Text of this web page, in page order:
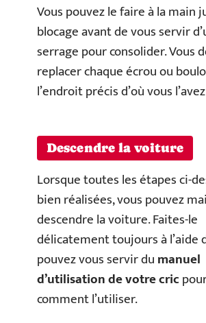
Vous pouvez le faire à la main
blocage avant de vous servir
serrage pour consolider. Vous
replacer chaque écrou ou
l’endroit précis d’où vous
Descendre la voiture
Lorsque toutes les étapes ci-
bien réalisées, vous pouvez
descendre la voiture. Faites-le
délicatement toujours à l’aide
pouvez vous servir dumanuel
d’utilisation de votre cric
comment l’utiliser.